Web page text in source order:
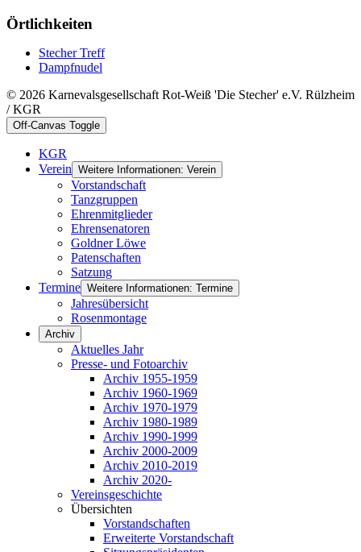
Örtlichkeiten
Stecher Treff
Dampfnudel
© 2026 Karnevalsgesellschaft Rot-Weiß 'Die Stecher' e.V. Rülzheim
/ KGR
Off-Canvas Toggle
KGR
Verein Weitere Informationen: Verein
Vorstandschaft
Tanzgruppen
Ehrenmitglieder
Ehrensenatoren
Goldner Löwe
Patenschaften
Satzung
Termine Weitere Informationen: Termine
Jahresübersicht
Rosenmontage
Archiv
Aktuelles Jahr
Presse- und Fotoarchiv
Archiv 1955-1959
Archiv 1960-1969
Archiv 1970-1979
Archiv 1980-1989
Archiv 1990-1999
Archiv 2000-2009
Archiv 2010-2019
Archiv 2020-
Vereinsgeschichte
Übersichten
Vorstandschaften
Erweiterte Vorstandschaft